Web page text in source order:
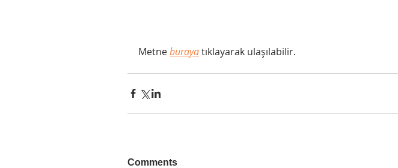
Metne buraya tıklayarak ulaşılabilir.
Comments